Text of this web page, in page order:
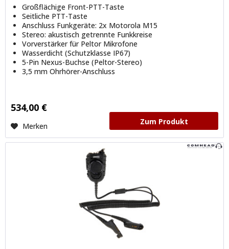
Großflächige Front-PTT-Taste
Seitliche PTT-Taste
Anschluss Funkgeräte: 2x Motorola M15
Stereo: akustisch getrennte Funkkreise
Vorverstärker für Peltor Mikrofone
Wasserdicht (Schutzklasse IP67)
5-Pin Nexus-Buchse (Peltor-Stereo)
3,5 mm Ohrhörer-Anschluss
534,00 €
Merken Zum Produkt